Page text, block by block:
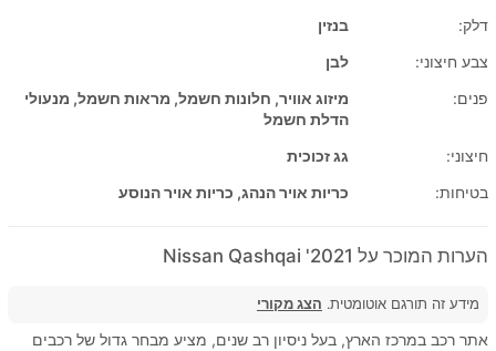
דלק:
בנזין
צבע חיצוני:
לבן
פנים:
מיזוג אוויר, חלונות חשמל, מראות חשמל, מנעולי
הדלת חשמל
חיצוני:
גג זכוכית
בטיחות:
כריות אויר הנהג, כריות אויר הנוסע
הערות המוכר על 2021' Nissan Qashqai
מידע זה תורגם אוטומטית. הצג מקורי
אתר רכב במרכז הארץ, בעל ניסיון רב שנים, מציע מבחר גדול של רכבים